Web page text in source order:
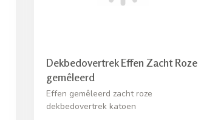
Dekbedovertrek Effen Zacht Roze
gemêleerd
Effen gemêleerd zacht roze
dekbedovertrek katoen